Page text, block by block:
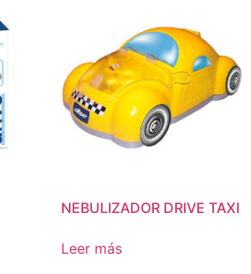
NEBULIZADOR DRIVE TAXI
Leer más